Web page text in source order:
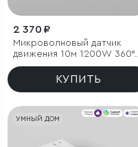
2 370 ₽
Микроволновый датчик
движения 10м 1200W 360°
IP20 Белый
КУПИТЬ
УМНЫЙ ДОМ